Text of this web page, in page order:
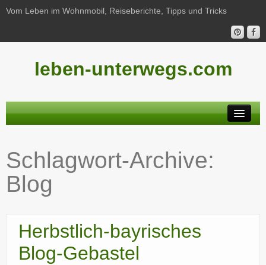
Vom Leben im Wohnmobil, Reiseberichte, Tipps und Tricks
leben-unterwegs.com
Reiseberichte
Unterwegs
Freizeit
Wohnmobil-Technik
Schlagwort-Archive:
Blog
Herbstlich-bayrisches
Blog-Gebastel